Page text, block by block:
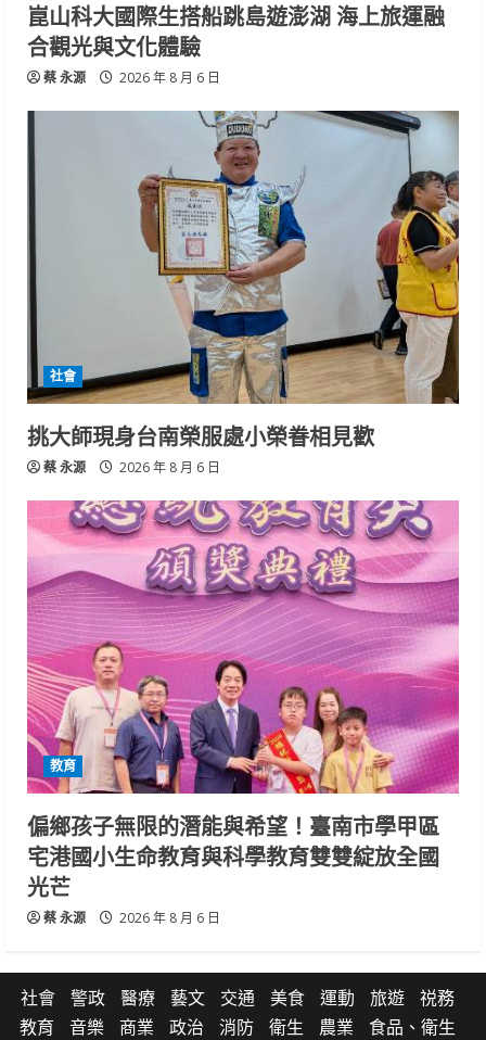
崑山科大國際生搭船跳島遊澎湖 海上旅運融
合觀光與文化體驗
蔡 永源 2026 年 8 月 6 日
社會
挑大師現身台南榮服處小榮眷相見歡
蔡 永源 2026 年 8 月 6 日
教育
偏鄉孩子無限的潛能與希望！臺南市學甲區
宅港國小生命教育與科學教育雙雙綻放全國
光芒
蔡 永源 2026 年 8 月 6 日
社會 警政 醫療 藝文 交通 美食 運動 旅遊
祱務
教育
音樂 商業 政治 消防 衛生 農業 食品、衛生